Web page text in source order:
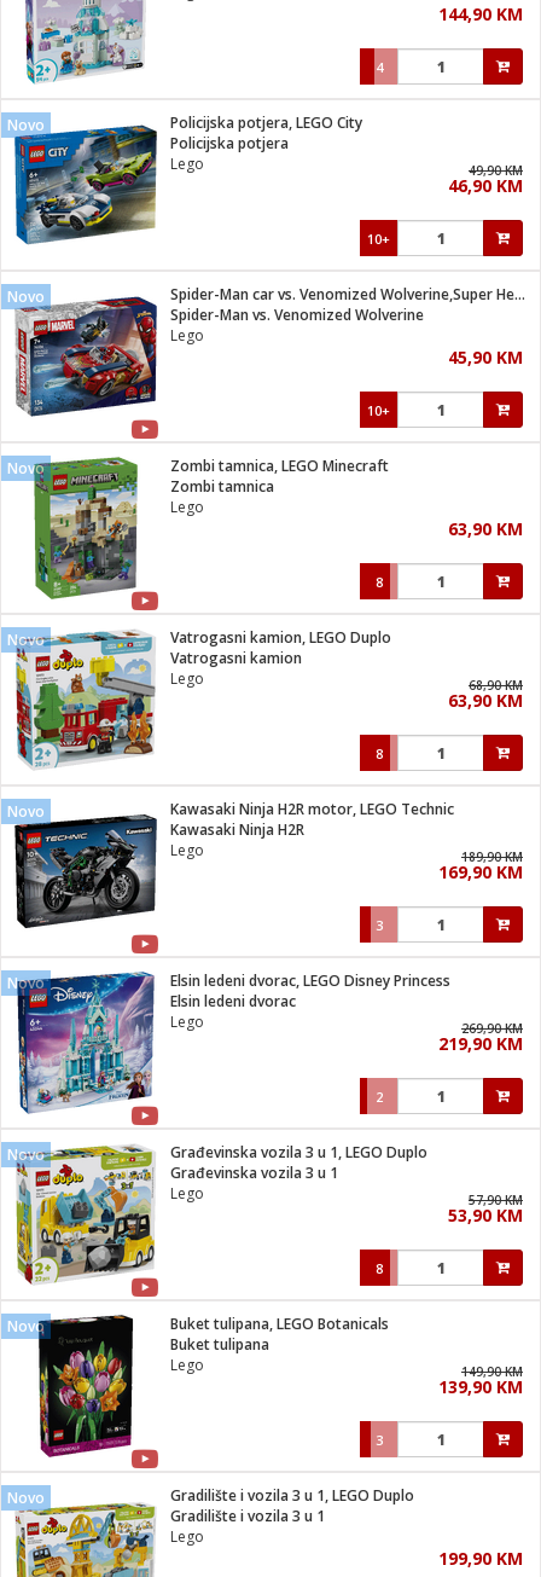
144,90 KM
4
Novo
Policijska potjera, LEGO City
Policijska potjera
Lego
49,90 KM
46,90 KM
10+
Novo
Spider-Man car vs. Venomized Wolverine,Super Heroes Marvel
Spider-Man vs. Venomized Wolverine
Lego
45,90 KM
10+
Novo
Zombi tamnica, LEGO Minecraft
Zombi tamnica
Lego
63,90 KM
8
Novo
Vatrogasni kamion, LEGO Duplo
Vatrogasni kamion
Lego
68,90 KM
63,90 KM
8
Novo
Kawasaki Ninja H2R motor, LEGO Technic
Kawasaki Ninja H2R
Lego
189,90 KM
169,90 KM
3
Novo
Elsin ledeni dvorac, LEGO Disney Princess
Elsin ledeni dvorac
Lego
269,90 KM
219,90 KM
2
Novo
Građevinska vozila 3 u 1, LEGO Duplo
Građevinska vozila 3 u 1
Lego
57,90 KM
53,90 KM
8
Novo
Buket tulipana, LEGO Botanicals
Buket tulipana
Lego
149,90 KM
139,90 KM
3
Novo
Gradilište i vozila 3 u 1, LEGO Duplo
Gradilište i vozila 3 u 1
Lego
199,90 KM